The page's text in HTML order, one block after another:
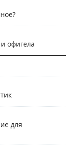
офигела
для